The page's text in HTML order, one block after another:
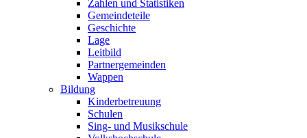
Zahlen und Statistiken
Gemeindeteile
Geschichte
Lage
Leitbild
Partnergemeinden
Wappen
Bildung
Kinderbetreuung
Schulen
Sing- und Musikschule